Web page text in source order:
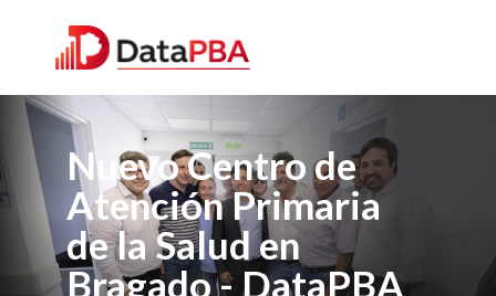
Nuevo Centro de
Atención Primaria
de la Salud en
Bragado - DataPBA